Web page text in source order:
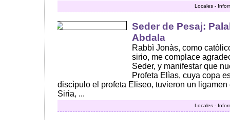
Locales -
Seder de Pesaj:
Abdala
Rabbì Jonàs, como
sirio, me complace
Seder, y manifestar que
Profeta Elìas, cuya copa
discìpulo el profeta Eliseo, tuvieron un
Siria, ...
Locales -